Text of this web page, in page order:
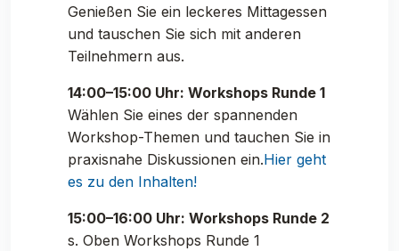
Genießen Sie ein leckeres Mittagessen
und tauschen Sie sich mit anderen
Teilnehmern aus.
14:00–15:00 Uhr: Workshops Runde 1
Wählen Sie eines der spannenden
Workshop-Themen und tauchen Sie in
praxisnahe Diskussionen ein.Hier geht
es zu den Inhalten!
15:00–16:00 Uhr: Workshops Runde 2
s. Oben Workshops Runde 1